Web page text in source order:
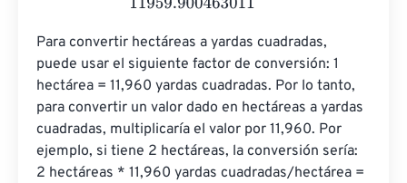
Para convertir hectáreas a yardas cuadradas,
puede usar el siguiente factor de conversión: 1
hectárea = 11,960 yardas cuadradas. Por lo tanto,
para convertir un valor dado en hectáreas a yardas
cuadradas, multiplicaría el valor por 11,960. Por
ejemplo, si tiene 2 hectáreas, la conversión sería:
2 hectáreas * 11,960 yardas cuadradas/hectárea =